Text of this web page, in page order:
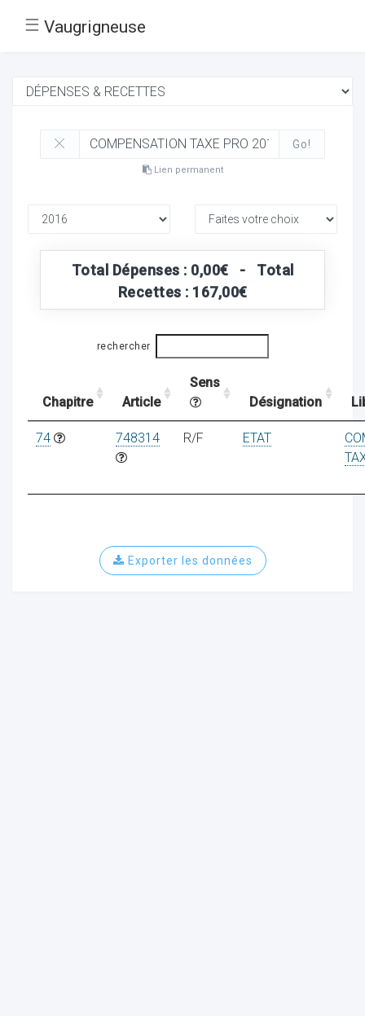
☰ Vaugrigneuse
Go!
Lien permanent
Total Dépenses : 0,00€ - Total
Recettes : 167,00€
rechercher
Chapitre Article
Sens
Désignation
74 748314 R/F ETAT
Exporter les données